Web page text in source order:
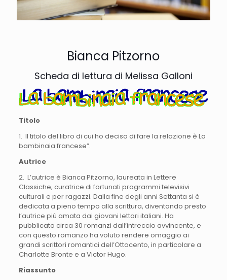
Bianca Pitzorno
Scheda di lettura di Melissa Galloni
Titolo
1. Il titolo del libro di cui ho deciso di fare la relazione è La
bambinaia francese”.
Autrice
2. L’autrice è Bianca Pitzorno, laureata in Lettere
Classiche, curatrice di fortunati programmi televisivi
culturali e per ragazzi. Dalla fine degli anni Settanta si è
dedicata a pieno tempo alla scrittura, diventando presto
l’autrice più amata dai giovani lettori italiani. Ha
pubblicato circa 30 romanzi dall’intreccio avvincente, e
con questo romanzo ha voluto rendere omaggio ai
grandi scrittori romantici dell’Ottocento, in particolare a
Charlotte Bronte e a Victor Hugo.
Riassunto